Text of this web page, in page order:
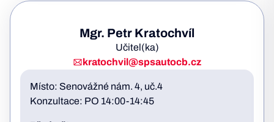
Mgr. Petr Kratochvíl
Učitel(ka)
kratochvil@spsautocb.cz
Místo: Senovážné nám. 4, uč.4
Konzultace: PO 14:00-14:45